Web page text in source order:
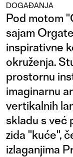
DOGAĐANJA
Pod motom
sajam
inspirativne
okruženja.
prostornu
imaginarnu
vertikalnih
skladu s već
zida "kuće",
izlaganjima